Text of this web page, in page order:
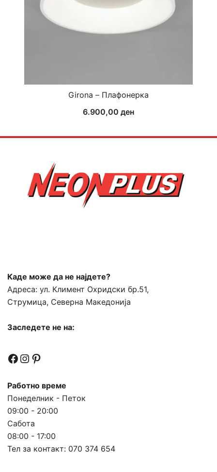
Girona – Плафонерка
6.900,00 ден
Каде може да не најдете?
Адреса: ул. Климент Охридски бр.51,
Струмица, Северна Македонија
Заследете не на:
Facebook
Instagram
Pinterest
Работно време
Понеделник - Петок
09:00 - 20:00
Сабота
08:00 - 17:00
Тел за контакт: 070 374 654